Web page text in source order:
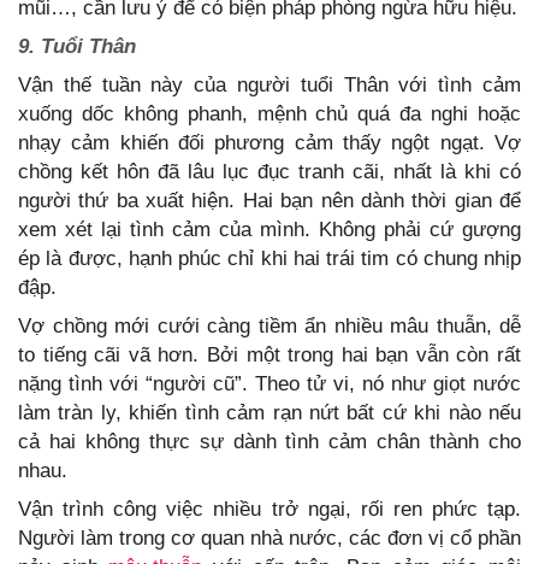
mũi…, cần lưu ý để có biện pháp phòng ngừa hữu hiệu.
9. Tuổi Thân
Vận thế tuần này của người tuổi Thân với tình cảm
xuống dốc không phanh, mệnh chủ quá đa nghi hoặc
nhạy cảm khiến đối phương cảm thấy ngột ngạt. Vợ
chồng kết hôn đã lâu lục đục tranh cãi, nhất là khi có
người thứ ba xuất hiện. Hai bạn nên dành thời gian để
xem xét lại tình cảm của mình. Không phải cứ gượng
ép là được, hạnh phúc chỉ khi hai trái tim có chung nhịp
đập.
Vợ chồng mới cưới càng tiềm ẩn nhiều mâu thuẫn, dễ
to tiếng cãi vã hơn. Bởi một trong hai bạn vẫn còn rất
nặng tình với “người cũ”. Theo tử vi, nó như giọt nước
làm tràn ly, khiến tình cảm rạn nứt bất cứ khi nào nếu
cả hai không thực sự dành tình cảm chân thành cho
nhau.
Vận trình công việc nhiều trở ngại, rối ren phức tạp.
Người làm trong cơ quan nhà nước, các đơn vị cổ phần